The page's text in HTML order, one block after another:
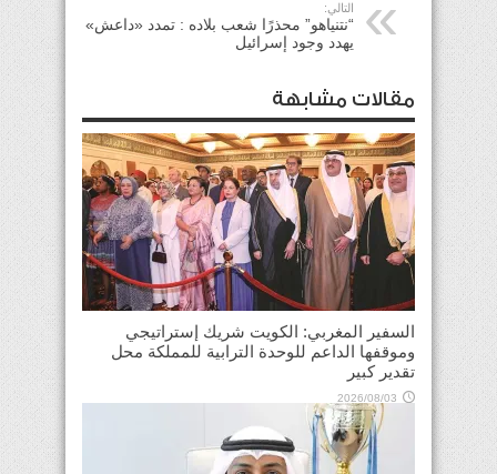
التالي:
“نتنياهو” محذرًا شعب بلاده : تمدد «داعش»
يهدد وجود إسرائيل
مقالات مشابهة
السفير المغربي: الكويت شريك إستراتيجي
وموقفها الداعم للوحدة الترابية للمملكة محل
تقدير كبير
2026/08/03